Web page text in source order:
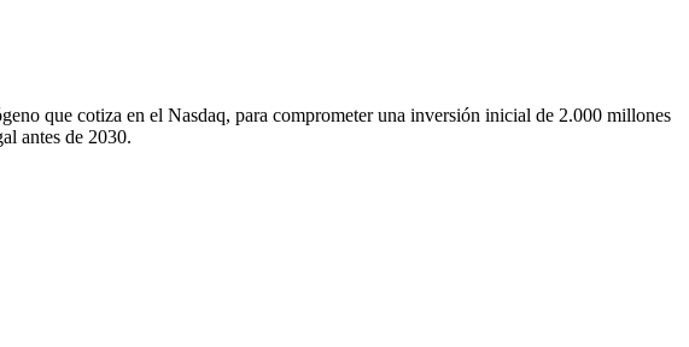
que cotiza en el Nasdaq, para comprometer una inversión inicial de 2.000 millones
antes de 2030.